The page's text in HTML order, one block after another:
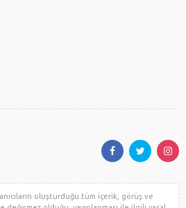
oluşturduğu tüm içerik, görüş ve